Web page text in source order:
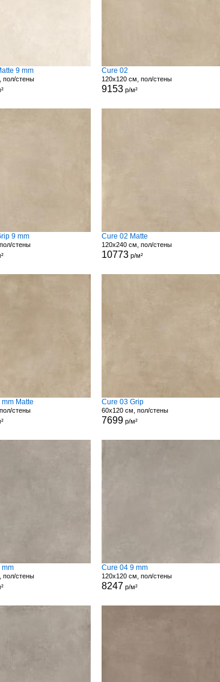
9 mm
пол/стены
Cure 02
120x120 см, пол/стены
9153 р/м²
9 mm
стены
Cure 02 Matte
120x240 см, пол/стены
10773 р/м²
Matte
стены
Cure 03 Grip
60x120 см, пол/стены
7699 р/м²
mm
пол/стены
Cure 04 9 mm
120x120 см, пол/стены
8247 р/м²